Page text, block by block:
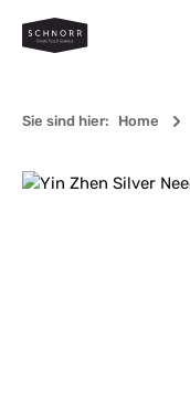
Zum Hauptinhalt
Sie sind hier: Home
Bildergalerie